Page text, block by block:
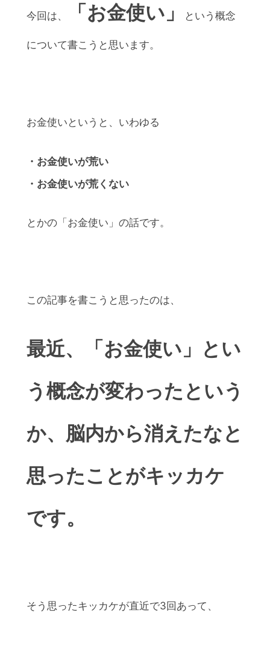
今回は、 「お金使い」 という概念
について書こうと思います。
お金使いというと、いわゆる
・お金使いが荒い
・お金使いが荒くない
とかの「お金使い」の話です。
この記事を書こうと思ったのは、
最近、
「お金使い」とい
う概念が変わったという
か、脳内から消えたなと
思ったことがキッカケ
です。
そう思ったキッカケが直近で3回あって、